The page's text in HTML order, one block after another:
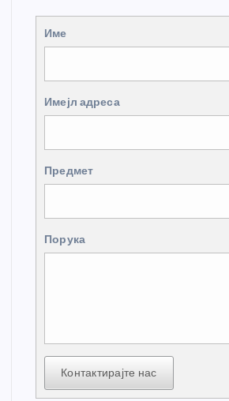
Име
Имејл адреса
Предмет
Порука
Контактирајте нас